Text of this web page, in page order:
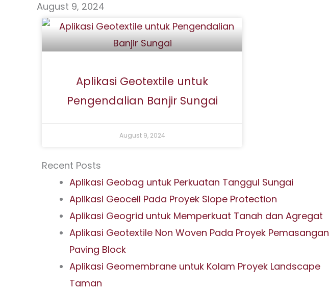
August 9, 2024
Aplikasi Geotextile untuk
Pengendalian Banjir Sungai
August 9, 2024
Recent Posts
Aplikasi Geobag untuk Perkuatan Tanggul Sungai
Aplikasi Geocell Pada Proyek Slope Protection
Aplikasi Geogrid untuk Memperkuat Tanah dan Agregat
Aplikasi Geotextile Non Woven Pada Proyek Pemasangan
Paving Block
Aplikasi Geomembrane untuk Kolam Proyek Landscape
Taman